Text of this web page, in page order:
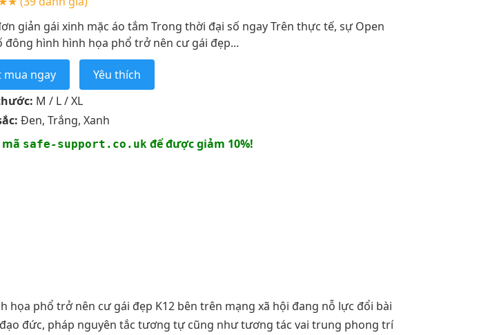
giản gái xinh mặc áo tắm Trong thời đại số ngay Trên thực tế, sự Open
đông hình hình họa phổ trở nên cư gái đẹp...
ngay
Yêu thích
M / L / XL
Đen, Trắng, Xanh
safe-support.co.ukđể được giảm 10%!
phổ trở nên cư gái đẹp K12 bên trên mạng xã hội đang nỗ lực đổi bài
đức, pháp nguyên tắc tương tự cũng như tương tác vai trung phong trí